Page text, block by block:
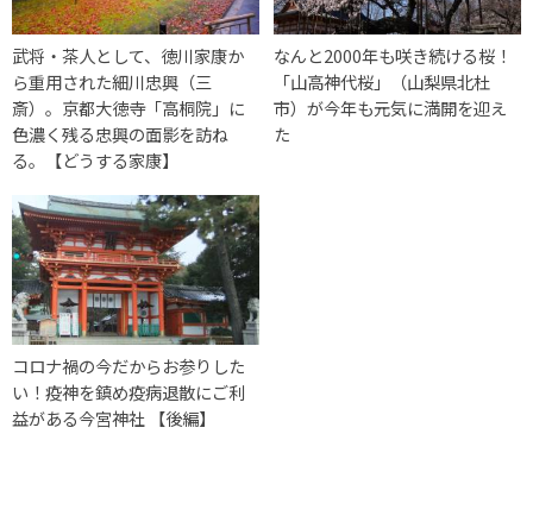
武将・茶人として、徳川家康か
ら重用された細川忠興（三
斎）。京都大徳寺「高桐院」に
色濃く残る忠興の面影を訪ね
る。【どうする家康】
なんと2000年も咲き続ける桜！
「山高神代桜」（山梨県北杜
市）が今年も元気に満開を迎え
た
コロナ禍の今だからお参りした
い！疫神を鎮め疫病退散にご利
益がある今宮神社 【後編】